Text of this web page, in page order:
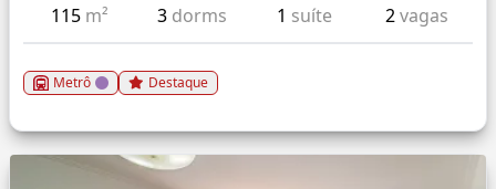
115 m² 3 dorms 1 suíte 2vagas
Metrô Destaque